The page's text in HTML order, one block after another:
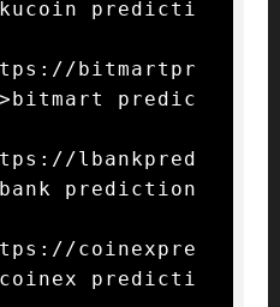
predicti
bitmartpr
predic
lbankpred
prediction
coinexpre
predicti